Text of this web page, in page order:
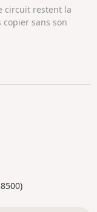
circuit restent la
sans son